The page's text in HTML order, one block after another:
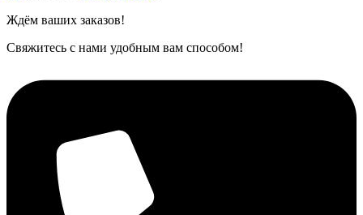
Ждём ваших заказов!
Свяжитесь с нами удобным вам способом!